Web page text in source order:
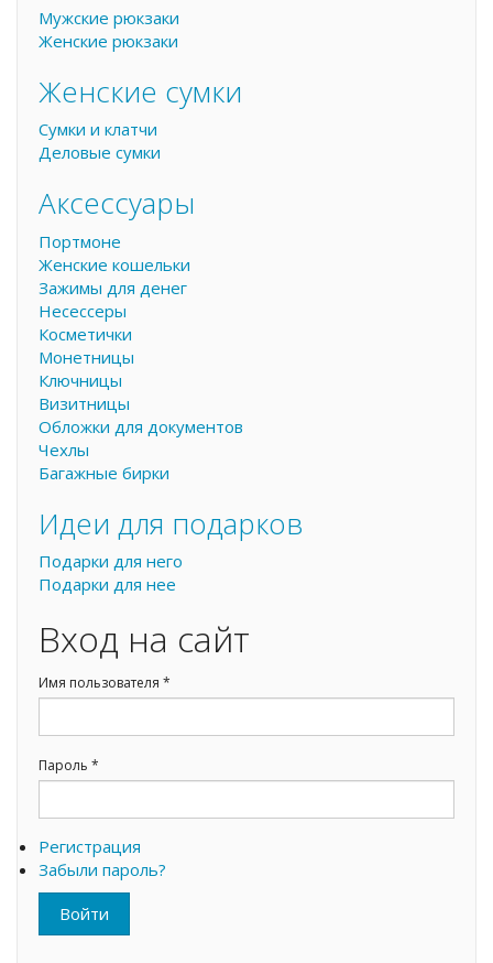
Мужские рюкзаки
Женские рюкзаки
Женские сумки
Сумки и клатчи
Деловые сумки
Аксессуары
Портмоне
Женские кошельки
Зажимы для денег
Несессеры
Косметички
Монетницы
Ключницы
Визитницы
Обложки для документов
Чехлы
Багажные бирки
Идеи для подарков
Подарки для него
Подарки для нее
Вход на сайт
Имя пользователя *
Пароль *
Регистрация
Забыли пароль?
Войти